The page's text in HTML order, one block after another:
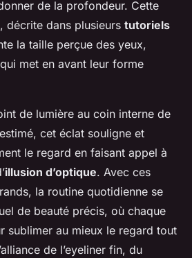
de la profondeur. Cette
décrite dans plusieurs tutoriels
la taille perçue des yeux,
met en avant leur forme
de lumière au coin interne de
cet éclat souligne et
le regard en faisant appel à
illusion d’optique. Avec ces
la routine quotidienne se
de beauté précis, où chaque
sublimer au mieux le regard tout
de l’eyeliner fin, du